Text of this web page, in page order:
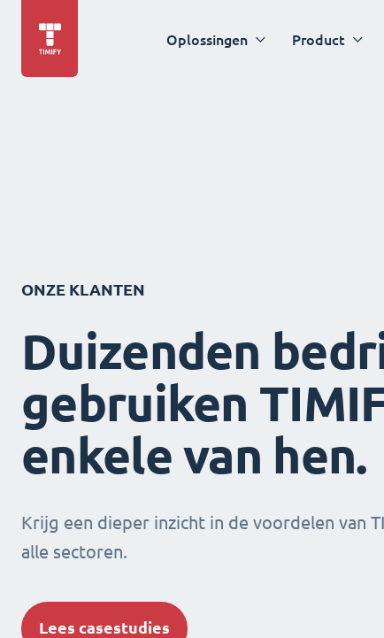
Oplossingen Product
ONZE KLANTEN
Duizenden
gebruiken
enkele van hen.
Krijg een dieper inzicht in de voordelen van
alle sectoren.
Lees casestudies